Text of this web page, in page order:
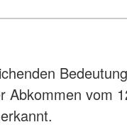
vom